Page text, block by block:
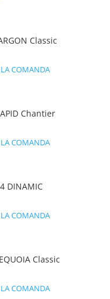
Classic
LA COMANDA
Chantier
LA COMANDA
DINAMIC
LA COMANDA
Classic
LA COMANDA